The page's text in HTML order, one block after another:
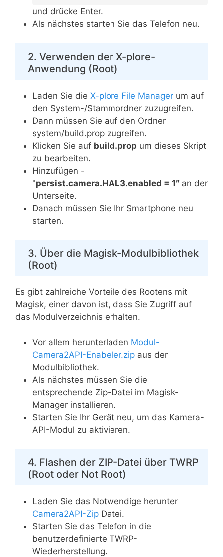
und drücke Enter.
Als nächstes starten Sie das Telefon neu.
2. Verwenden der X-plore-
Anwendung (Root)
Laden Sie die X-plore File Manager um auf
den System-/Stammordner zuzugreifen.
Dann müssen Sie auf den Ordner
system/build.prop zugreifen.
Klicken Sie auf build.prop um dieses Skript
zu bearbeiten.
Hinzufügen -
"persist.camera.HAL3.enabled = 1″ an der
Unterseite.
Danach müssen Sie Ihr Smartphone neu
starten.
3. Über die Magisk-Modulbibliothek
(Root)
Es gibt zahlreiche Vorteile des Rootens mit
Magisk, einer davon ist, dass Sie Zugriff auf
das Modulverzeichnis erhalten.
Vor allem herunterladen Modul-
Camera2API-Enabeler.zip aus der
Modulbibliothek.
Als nächstes müssen Sie die
entsprechende Zip-Datei im Magisk-
Manager installieren.
Starten Sie Ihr Gerät neu, um das Kamera-
API-Modul zu aktivieren.
4. Flashen der ZIP-Datei über TWRP
(Root oder Not Root)
Laden Sie das Notwendige herunter
Camera2API-Zip Datei.
Starten Sie das Telefon in die
benutzerdefinierte TWRP-
Wiederherstellung.